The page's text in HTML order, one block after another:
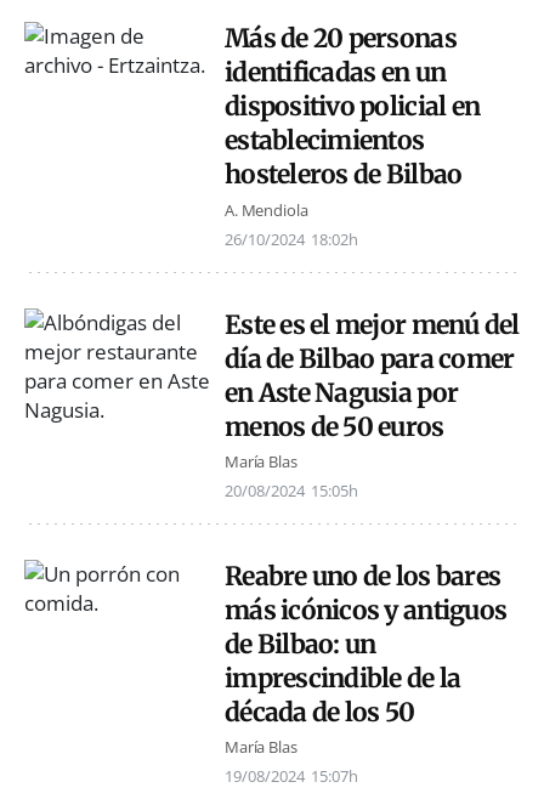
Más de 20 personas
identificadas en un
dispositivo policial en
establecimientos
hosteleros de Bilbao
A. Mendiola
26/10/2024 18:02h
Este es el mejor menú del
día de Bilbao para comer
en Aste Nagusia por
menos de 50 euros
María Blas
20/08/2024 15:05h
Reabre uno de los bares
más icónicos y antiguos
de Bilbao: un
imprescindible de la
década de los 50
María Blas
19/08/2024 15:07h